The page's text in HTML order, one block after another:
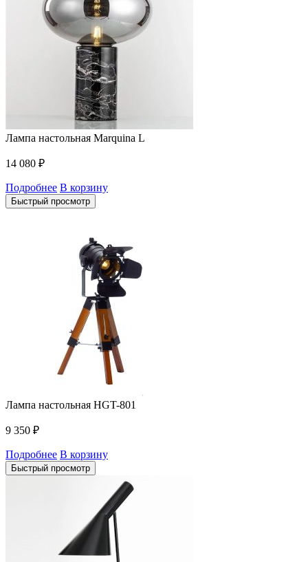
Лампа настольная Marquina L
14 080 ₽
Подробнее В корзину
Быстрый просмотр
Лампа настольная HGT-801
9 350 ₽
Подробнее В корзину
Быстрый просмотр